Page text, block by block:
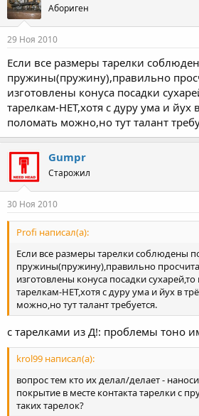
Абориген
29 Ноя 2010
Если все размеры тарелки
пружины(пружину),правильно
изготовлены конуса посадки
тарелкам-НЕТ,хотя с дуру ума и йух
поломать можно,но тут талант
Gumpr
Старожил
30 Ноя 2010
Profi написал(а):
Если все размеры тарелки соблюдены
пружины(пружину),правильно
изготовлены конуса посадки сухарей,то
тарелкам-НЕТ,хотя с дуру ума и йух в
можно,но тут талант требуется.
с тарелками из Д!: проблемы тоно
krol99 написал(а):
вопрос тем кто их делал/делает -
покрытие в месте контакта тарелки с
таких тарелок?